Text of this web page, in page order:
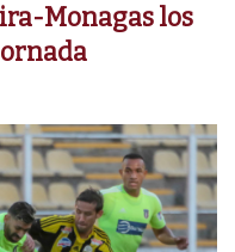
Monagas los